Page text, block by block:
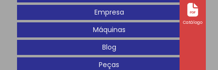
Empresa
Máquinas
Blog
Peças
Catálogo